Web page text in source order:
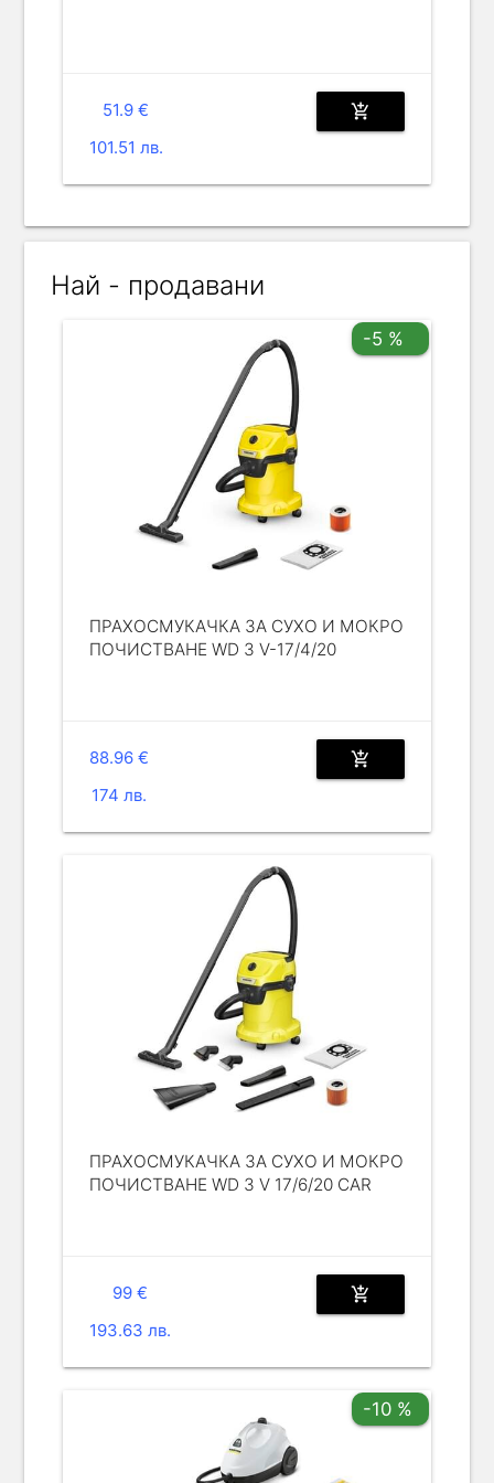
51.9 €
101.51 лв.
add_shopping_cart
Най - продавани
-5 %
ПРАХОСМУКАЧКА ЗА СУХО И МОКРО
ПОЧИСТВАНЕ WD 3 V-17/4/20
88.96 €
174 лв.
add_shopping_cart
ПРАХОСМУКАЧКА ЗА СУХО И МОКРО
ПОЧИСТВАНЕ WD 3 V 17/6/20 CAR
99 €
193.63 лв.
add_shopping_cart
-10 %